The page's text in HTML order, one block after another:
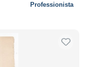
Professionista